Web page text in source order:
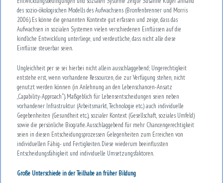
des sozio-ökologischen Modells des Aufwachsens (Bronfenbrenner und Morris
2006). Es könne die genannten Kontexte gut erfassen und zeige, dass das
Aufwachsen in sozialen Systemen vielen verschiedenen Einflüssen auf die
kindliche Entwicklung unterliege, und verdeutliche, dass nicht alle diese
Einflüsse steuerbar seien.
Ungleichheit per se sei hierbei nicht allein ausschlaggebend; Ungerechtigkeit
entstehe erst, wenn vorhandene Ressourcen, die zur Verfügung stehen, nicht
genutzt werden können (in Anlehnung an den Lebenschancen-Ansatz
„Capability-Approach“). Maßgeblich für Lebensentscheidungen seien neben
vorhandener Infrastruktur (Arbeitsmarkt, Technologie etc.) auch individuelle
Gegebenheiten (Gesundheit etc.), sozialer Kontext (Gesellschaft, soziales Umfeld)
sowie die persönliche Biografie. Ausschlaggebend für mehr Chancengerechtigkeit
seien in diesen Entscheidungsprozessen Gelegenheiten zum Erreichen von
individuellen Fähig- und Fertigkeiten. Diese wiederum beeinflussten
Entscheidungsfähigkeit und individuelle Umsetzungsfaktoren.
Große Unterschiede in der Teilhabe an früher Bildung